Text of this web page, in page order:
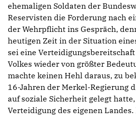
ehemaligen Soldaten der
Reservisten die Forderung nach
der Wehrpflicht ins Gespräch,
heutigen Zeit in der Situation
sei eine
Volkes wieder von größter
machte keinen Hehl daraus, zu
16-Jahren der Merkel-Regierung
auf soziale Sicherheit gelegt
Verteidigung des eigenen Landes.